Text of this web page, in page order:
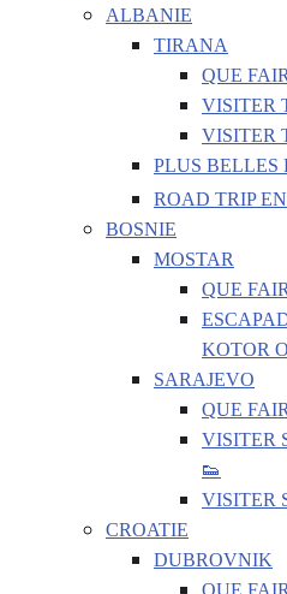
ALBANIE
TIRANA
QUE
VISITER
VISITER
PLUS
ROAD TRIP
BOSNIE
MOSTAR
QUE
KOTOR
SARAJEVO
QUE
VISITER
👟
VISITER
CROATIE
DUBROVNIK
QUE